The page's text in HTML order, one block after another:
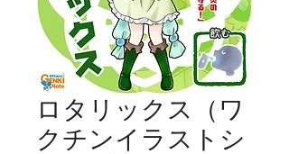
ロタリックス（ワ
クチンイラストシ